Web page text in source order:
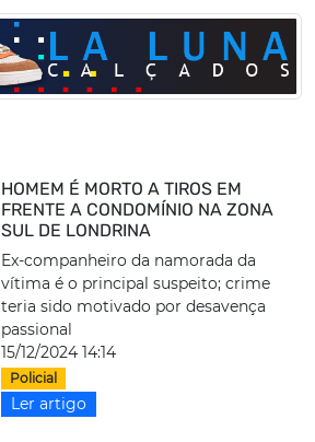
HOMEM É MORTO A TIROS EM
FRENTE A CONDOMÍNIO NA ZONA
SUL DE LONDRINA
Ex-companheiro da namorada da
vítima é o principal suspeito; crime
teria sido motivado por desavença
passional
15/12/2024 14:14
Policial
Ler artigo